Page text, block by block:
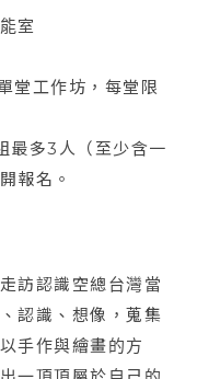
室
堂工作坊，每堂限
最多3人（至少含一
報名。
訪認識空總台灣當
認識、想像，蒐集
手作與繪畫的方